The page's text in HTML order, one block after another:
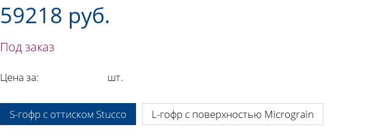
59218 руб.
Под заказ
Цена за: шт.
S-гофр с оттиском Stucco L-гофр с поверхностью Micrograin